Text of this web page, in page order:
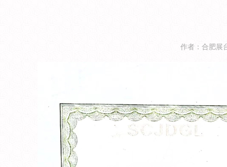
作者：合肥